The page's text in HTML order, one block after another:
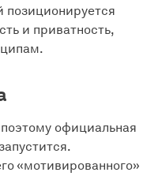
позиционируется
и приватность,
официальная
«мотивированного»